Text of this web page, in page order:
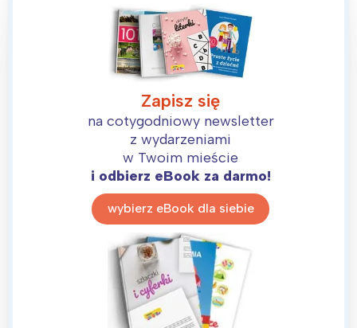
Zapisz się
na cotygodniowy newsletter
z wydarzeniami
w Twoim mieście
i odbierz eBook za darmo!
wybierz eBook dla siebie